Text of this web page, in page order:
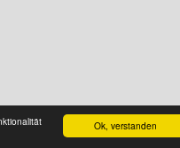
Ok, verstanden